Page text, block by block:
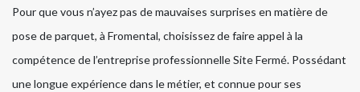
Pour que vous n’ayez pas de mauvaises surprises en matière de
pose de parquet, à Fromental, choisissez de faire appel à la
compétence de l’entreprise professionnelle Site Fermé. Possédant
une longue expérience dans le métier, et connue pour ses